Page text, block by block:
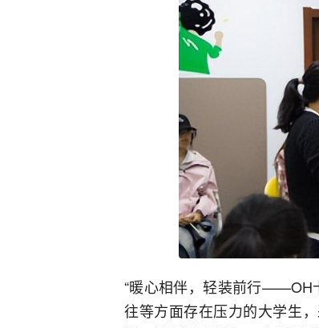
“暖心相伴，轻装前行——OH
往等方面存在压力的大学生